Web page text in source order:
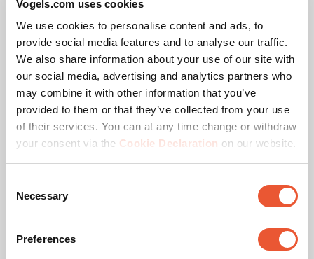
Vogels.com uses cookies
We use cookies to personalise content and ads, to
provide social media features and to analyse our traffic.
We also share information about your use of our site with
our social media, advertising and analytics partners who
may combine it with other information that you’ve
provided to them or that they’ve collected from your use
of their services. You can at any time change or withdraw
your consent via the Cookie Declaration on our website.
Selection
Necessary
Preferences
Slide 1 of 3
PTA 3101
Ángulo de visión flexible